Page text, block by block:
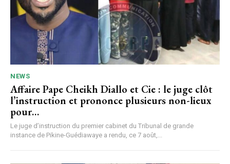
NEWS
Affaire Pape Cheikh Diallo et Cie : le juge clôt
l’instruction et prononce plusieurs non-lieux
pour…
Le juge d’instruction du premier cabinet du Tribunal de grande
instance de Pikine-Guédiawaye a rendu, ce 7 août,...